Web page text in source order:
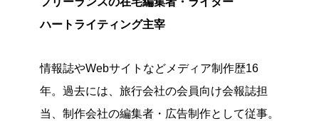
ハートライティング主宰
情報誌やWebサイトなどメディア制作歴16
年。過去には、旅行会社の会員向け会報誌担
当、制作会社の編集者・広告制作として従事。